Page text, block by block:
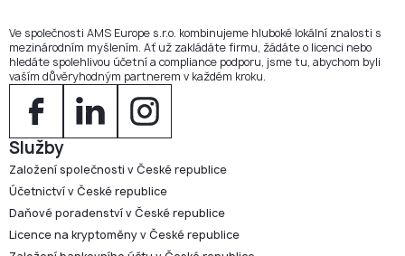
Ve společnosti AMS Europe s.r.o. kombinujeme hluboké lokální znalosti s
mezinárodním myšlením. Ať už zakládáte firmu, žádáte o licenci nebo
hledáte spolehlivou účetní a compliance podporu, jsme tu, abychom byli
vaším důvěryhodným partnerem v každém kroku.
Služby
Založení společnosti v České republice
Účetnictví v České republice
Daňové poradenství v České republice
Licence na kryptoměny v České republice